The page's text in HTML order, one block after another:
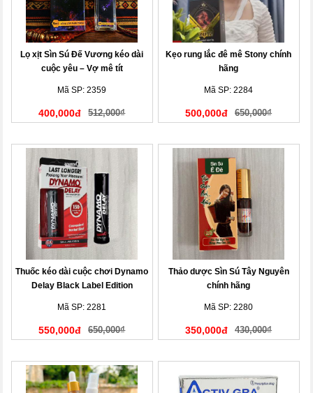
Lọ xịt Sìn Sú Đế Vương kéo dài
cuộc yêu – Vợ mê tít
Mã SP: 2359
400,000đ 512,000₫
Kẹo rung lắc đê mê Stony chính
hãng
Mã SP: 2284
500,000đ 650,000₫
Thuốc kéo dài cuộc chơi Dynamo
Delay Black Label Edition
Mã SP: 2281
550,000đ 650,000₫
Thảo dược Sìn Sú Tây Nguyên
chính hãng
Mã SP: 2280
350,000đ 430,000₫